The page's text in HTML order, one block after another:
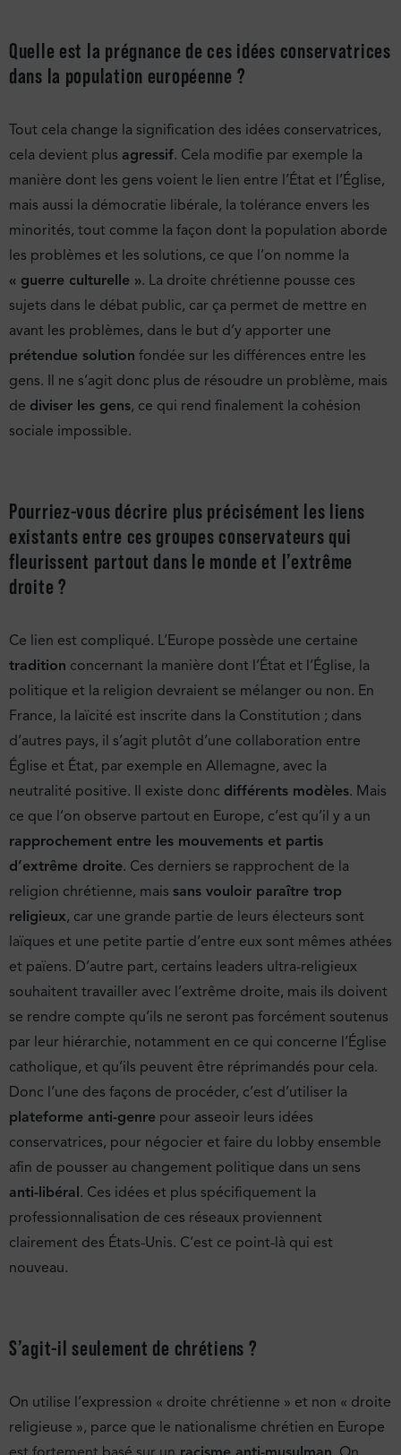
Quelle est la prégnance de ces idées conservatrices
dans la population européenne ?
Tout cela change la signification des idées conservatrices,
cela devient plus agressif. Cela modifie par exemple la
manière dont les gens voient le lien entre l’État et l’Église,
mais aussi la démocratie libérale, la tolérance envers les
minorités, tout comme la façon dont la population aborde
les problèmes et les solutions, ce que l’on nomme la
« guerre culturelle ». La droite chrétienne pousse ces
sujets dans le débat public, car ça permet de mettre en
avant les problèmes, dans le but d’y apporter une
prétendue solution fondée sur les différences entre les
gens. Il ne s’agit donc plus de résoudre un problème, mais
de diviser les gens, ce qui rend finalement la cohésion
sociale impossible.
Pourriez-vous décrire plus précisément les liens
existants entre ces groupes conservateurs qui
fleurissent partout dans le monde et l’extrême
droite ?
Ce lien est compliqué. L’Europe possède une certaine
tradition concernant la manière dont l’État et l’Église, la
politique et la religion devraient se mélanger ou non. En
France, la laïcité est inscrite dans la Constitution ; dans
d’autres pays, il s’agit plutôt d’une collaboration entre
Église et État, par exemple en Allemagne, avec la
neutralité positive. Il existe donc différents modèles. Mais
ce que l’on observe partout en Europe, c’est qu’il y a un
rapprochement entre les mouvements et partis
d’extrême droite. Ces derniers se rapprochent de la
religion chrétienne, mais sans vouloir paraître trop
religieux, car une grande partie de leurs électeurs sont
laïques et une petite partie d’entre eux sont mêmes athées
et païens. D’autre part, certains leaders ultra-religieux
souhaitent travailler avec l’extrême droite, mais ils doivent
se rendre compte qu’ils ne seront pas forcément soutenus
par leur hiérarchie, notamment en ce qui concerne l’Église
catholique, et qu’ils peuvent être réprimandés pour cela.
Donc l’une des façons de procéder, c’est d’utiliser la
plateforme anti-genre pour asseoir leurs idées
conservatrices, pour négocier et faire du lobby ensemble
afin de pousser au changement politique dans un sens
anti-libéral. Ces idées et plus spécifiquement la
professionnalisation de ces réseaux proviennent
clairement des États-Unis. C’est ce point-là qui est
nouveau.
S’agit-il seulement de chrétiens ?
On utilise l’expression « droite chrétienne » et non « droite
religieuse », parce que le nationalisme chrétien en Europe